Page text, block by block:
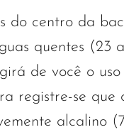
do centro da
quentes (23
de você o
registre-se que
alcalino